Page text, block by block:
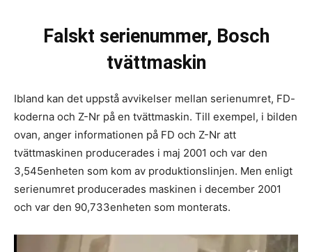
Falskt serienummer, Bosch
tvättmaskin
Ibland kan det uppstå avvikelser mellan serienumret, FD-
koderna och Z-Nr på en tvättmaskin. Till exempel, i bilden
ovan, anger informationen på FD och Z-Nr att
tvättmaskinen producerades i maj 2001 och var den
3,545enheten som kom av produktionslinjen. Men enligt
serienumret producerades maskinen i december 2001
och var den 90,733enheten som monterats.